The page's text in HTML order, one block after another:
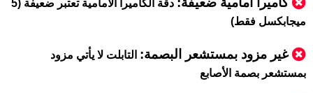
دقة الكاميرا الأمامية تعتبر ضعيفة (5
ميجابكسل فقط)
غير مزود بمستشعر البصمة: التابلت لا يأتي مزود
بمستشعر بصمة الأصابع